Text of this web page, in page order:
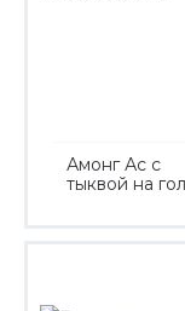
Амонг Ас с
тыквой на